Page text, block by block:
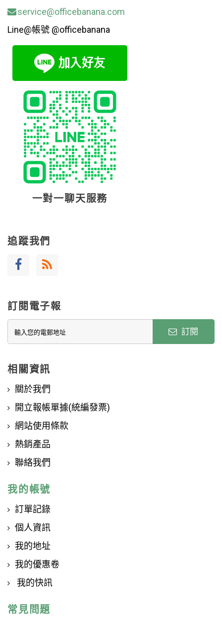
service@officebanana.com
Line@帳號 @officebanana
一對一聊天服務
追蹤我們
訂閱電子報
訂閱
相關資訊
關於我們
開立報帳單據(統編發票)
網站使用條款
熱銷產品
聯絡我們
我的帳號
訂單記錄
個人資訊
我的地址
我的優惠卷
我的快訊
常見問題